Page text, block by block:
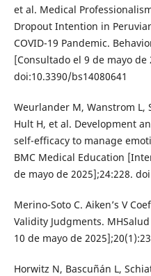
et al. Medical
Dropout Intention in
COVID-19 Pandemic.
[Consultado el 9 de mayo de
doi:10.3390/bs14080641
Weurlander M, Wanstrom L,
Hult H, et al. Development
self-efficacy to manage
BMC Medical Education
de mayo de 2025];24:228.
Merino-Soto C. Aiken’s V
Validity Judgments.
10 de mayo de
Horwitz N, Bascuñán L,